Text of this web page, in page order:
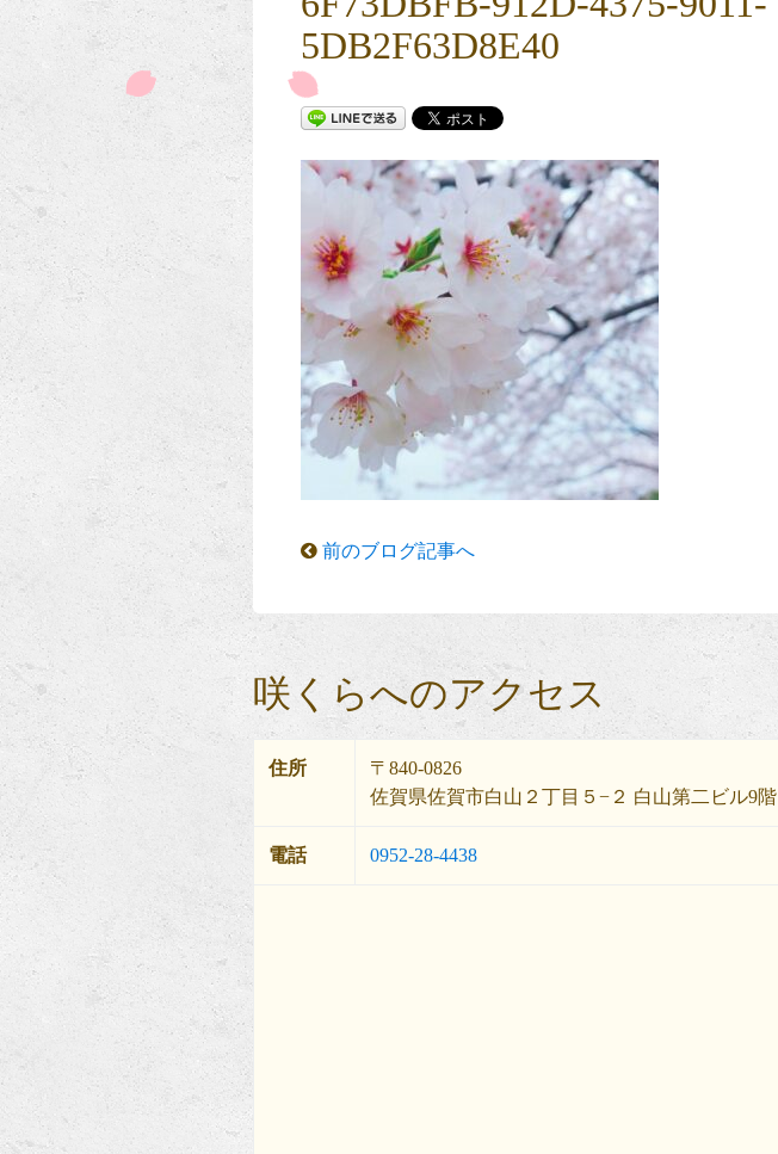
5DB2F63D8E40
前のブログ記事へ
咲くらへのアクセス
住所
〒840-0826
佐賀県佐賀市白山２丁目５−２ 白山第二ビル9階
電話 0952-28-4438